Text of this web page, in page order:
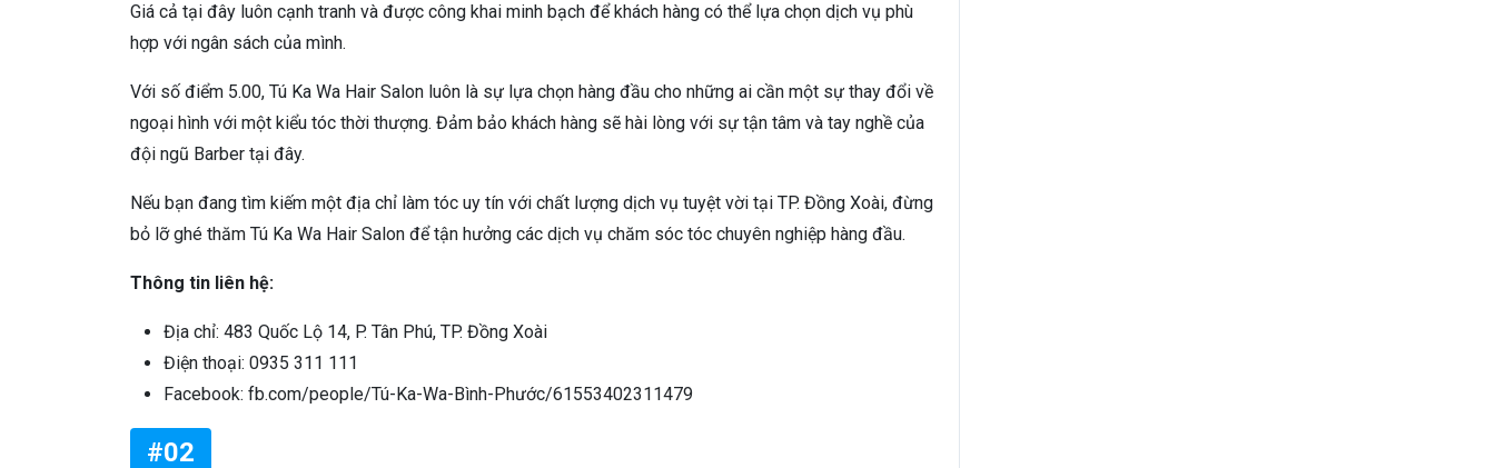
Giá cả tại đây luôn cạnh tranh và được công khai minh bạch để khách hàng có thể lựa chọn dịch vụ phù
hợp với ngân sách của mình.
Với số điểm 5.00, Tú Ka Wa Hair Salon luôn là sự lựa chọn hàng đầu cho những ai cần một sự thay đổi về
ngoại hình với một kiểu tóc thời thượng. Đảm bảo khách hàng sẽ hài lòng với sự tận tâm và tay nghề của
đội ngũ Barber tại đây.
Nếu bạn đang tìm kiếm một địa chỉ làm tóc uy tín với chất lượng dịch vụ tuyệt vời tại TP. Đồng Xoài, đừng
bỏ lỡ ghé thăm Tú Ka Wa Hair Salon để tận hưởng các dịch vụ chăm sóc tóc chuyên nghiệp hàng đầu.
Thông tin liên hệ:
Địa chỉ: 483 Quốc Lộ 14, P. Tân Phú, TP. Đồng Xoài
Điện thoại: 0935 311 111
Facebook: fb.com/people/Tú-Ka-Wa-Bình-Phước/61553402311479
#02